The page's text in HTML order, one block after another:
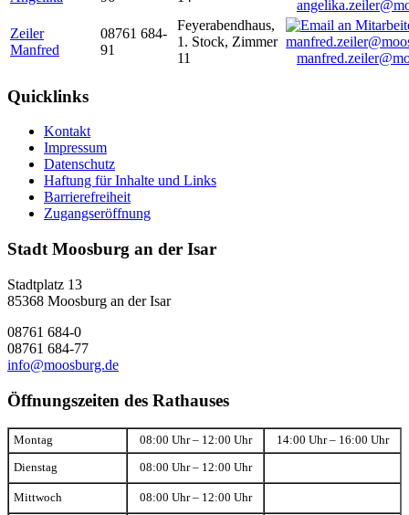
Zeiler
Manfred
08761 684-
91
Feyerabendhaus,
1. Stock, Zimmer
11
Quicklinks
Kontakt
Impressum
Datenschutz
Haftung für Inhalte und Links
Barrierefreiheit
Zugangseröffnung
Stadt Moosburg an der Isar
Stadtplatz 13
85368 Moosburg an der Isar
08761 684-0
08761 684-77
info@moosburg.de
Öffnungszeiten des Rathauses
Montag 08:00 Uhr – 12:00 Uhr 14:00 Uhr – 16:00 Uhr
Dienstag 08:00 Uhr – 12:00 Uhr
Mittwoch 08:00 Uhr – 12:00 Uhr